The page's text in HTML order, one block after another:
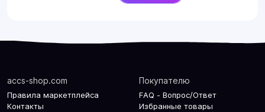
accs-shop.com
Правила маркетплейса
Контакты
Покупателю
FAQ - Вопрос/Ответ
Избранные товары